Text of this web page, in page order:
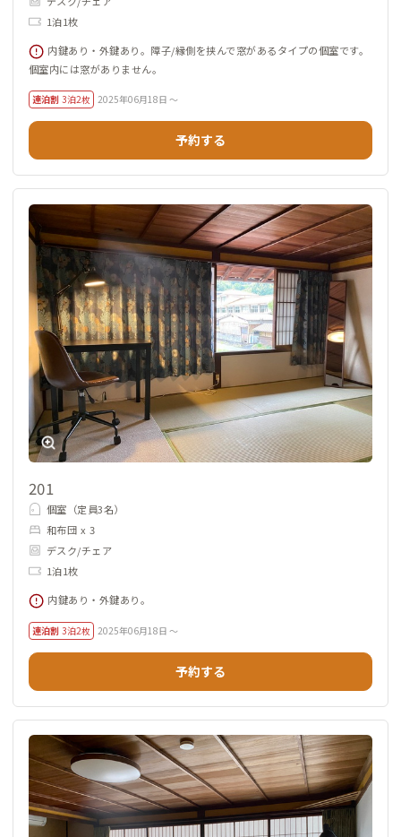
1泊1枚
内鍵あり・外鍵あり。障子/縁側を挟んで窓があるタイプの個室です。
個室内には窓がありません。
連泊割 3泊2枚 2025年06月18日 ～
予約する
201
個室（定員3名）
和布団 x 3
デスク/チェア
1泊1枚
内鍵あり・外鍵あり。
連泊割 3泊2枚 2025年06月18日 ～
予約する